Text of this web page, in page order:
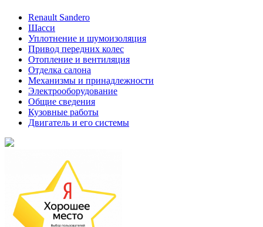
Renault Sandero
Шасси
Уплотнение и шумоизоляция
Привод передних колес
Отопление и вентиляция
Отделка салона
Механизмы и принадлежности
Электрооборудование
Общие сведения
Кузовные работы
Двигатель и его системы